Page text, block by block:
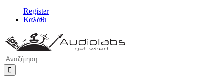
Register
Καλάθι
Αναζήτηση
για: